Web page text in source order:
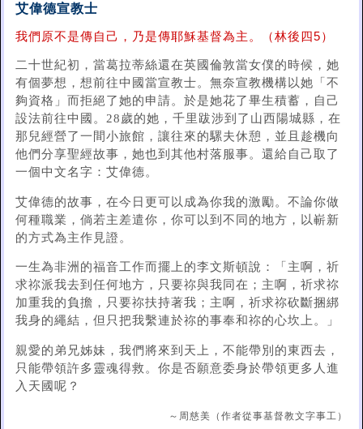
艾偉德宣教士
我們原不是傳自己，乃是傳耶穌基督為主。（林後四5）
二十世紀初，當葛拉蒂絲還在英國倫敦當女僕的時候，她
有個夢想，想前往中國當宣教士。無奈宣教機構以她「不
夠資格」而拒絕了她的申請。於是她花了畢生積蓄，自己
設法前往中國。28歲的她，千里跋涉到了山西陽城縣，在
那兒經營了一間小旅館，讓往來的騾夫休憩，並且趁機向
他們分享聖經故事，她也到其他村落服事。還給自己取了
一個中文名字：艾偉德。
艾偉德的故事，在今日更可以成為你我的激勵。不論你做
何種職業，倘若主差遣你，你可以到不同的地方，以嶄新
的方式為主作見證。
一生為非洲的福音工作而擺上的李文斯頓說：「主啊，祈
求祢派我去到任何地方，只要祢與我同在；主啊，祈求祢
加重我的負擔，只要祢扶持著我；主啊，祈求祢砍斷捆綁
我身的繩結，但只把我繫連於祢的事奉和祢的心坎上。」
親愛的弟兄姊妹，我們將來到天上，不能帶別的東西去，
只能帶領許多靈魂得救。你是否願意委身於帶領更多人進
入天國呢？
～周慈美（作者從事基督教文字事工）